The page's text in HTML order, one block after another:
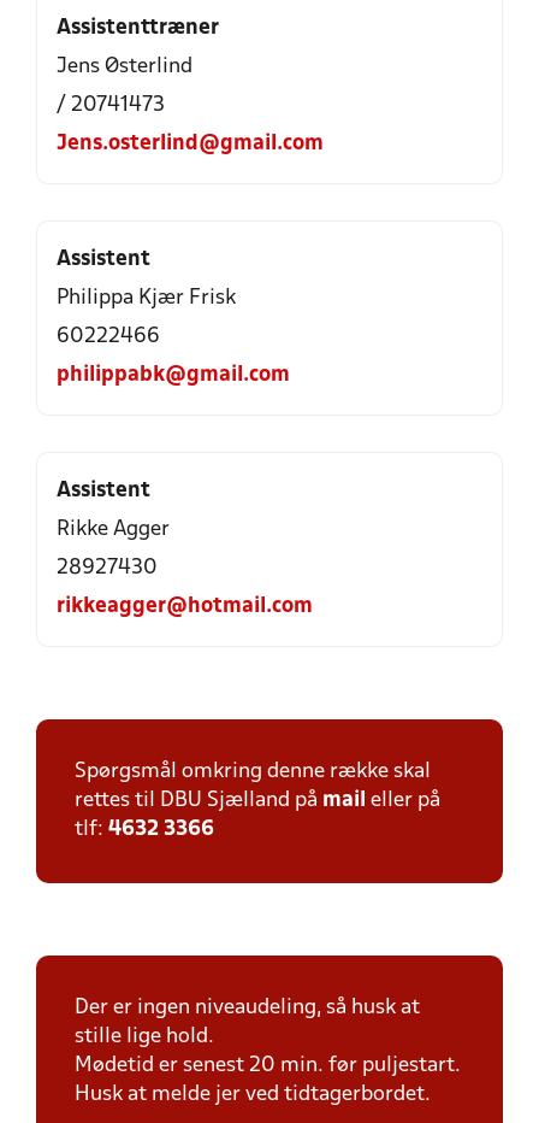
Assistenttræner
Jens Østerlind
/ 20741473
Jens.osterlind@gmail.com
Assistent
Philippa Kjær Frisk
60222466
philippabk@gmail.com
Assistent
Rikke Agger
28927430
rikkeagger@hotmail.com
Spørgsmål omkring denne række skal
rettes til DBU Sjælland på mail eller på
tlf: 4632 3366
Der er ingen niveaudeling, så husk at
stille lige hold.
Mødetid er senest 20 min. før puljestart.
Husk at melde jer ved tidtagerbordet.